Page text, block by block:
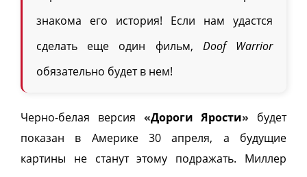
знакома его история! Если нам удастся
сделать еще один фильм, Doof Warrior
обязательно будет в нем!
Черно-белая версия «Дороги Ярости»
будет
показан в Америке 30 апреля, а будущие
картины не станут этому подражать. Миллер